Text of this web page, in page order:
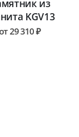
из
KGV13
29 310₽